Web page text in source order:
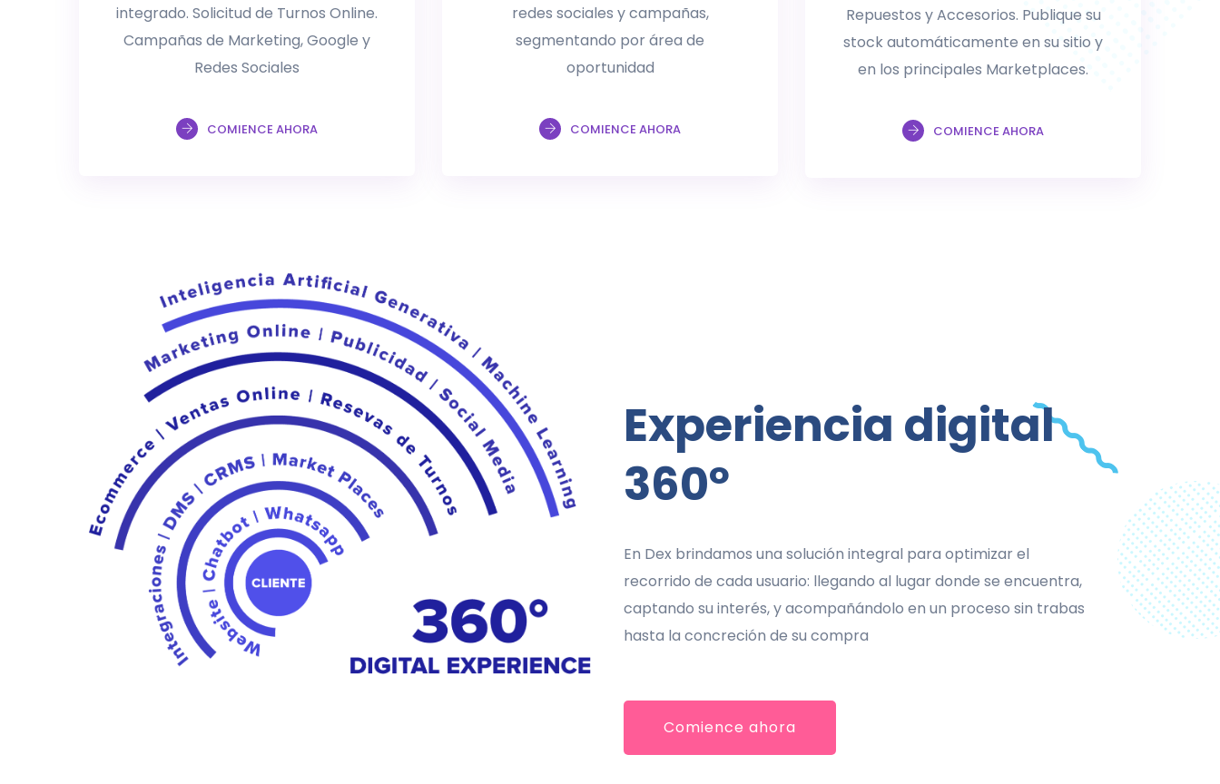
integrado. Solicitud de Turnos Online.
Campañas de Marketing, Google y
Redes Sociales
COMIENCE AHORA
redes sociales y campañas,
segmentando por área de
oportunidad
COMIENCE AHORA
Repuestos y Accesorios. Publique su
stock automáticamente en su sitio y
en los principales Marketplaces.
COMIENCE AHORA
Experiencia digital
360º
En Dex brindamos una solución integral para optimizar el
recorrido de cada usuario: llegando al lugar donde se encuentra,
captando su interés, y acompañándolo en un proceso sin trabas
hasta la concreción de su compra
Comience ahora